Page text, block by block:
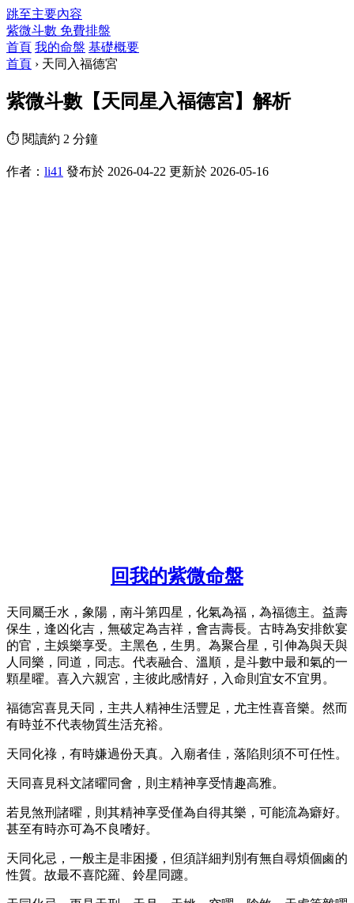
跳至主要內容
紫微斗數 免費排盤
首頁 我的命盤 基礎概要
首頁 › 天同入福德宮
紫微斗數【天同星入福德宮】解析
⏱ 閱讀約 2 分鐘
作者： li41 發布於 2026-04-22 更新於 2026-05-16
回我的紫微命盤
天同屬壬水，象陽，南斗第四星，化氣為福，為福德主。益壽
保生，逢凶化吉，無破定為吉祥，會吉壽長。古時為安排飲宴
的官，主娛樂享受。主黑色，生男。為聚合星，引伸為與天與
人同樂，同道，同志。代表融合、溫順，是斗數中最和氣的一
顆星曜。喜入六親宮，主彼此感情好，入命則宜女不宜男。
福德宮喜見天同，主共人精神生活豐足，尤主性喜音樂。然而
有時並不代表物質生活充裕。
天同化祿，有時嫌過份天真。入廟者佳，落陷則須不可任性。
天同喜見科文諸曜同會，則主精神享受情趣高雅。
若見煞刑諸曜，則其精神享受僅為自得其樂，可能流為癖好。
甚至有時亦可為不良嗜好。
天同化忌，一般主是非困擾，但須詳細判別有無自尋煩個鹵的
性質。故最不喜陀羅、鈴星同躔。